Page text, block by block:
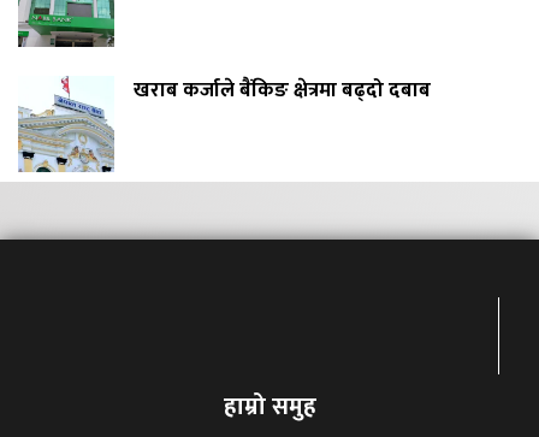
खराब कर्जाले बैंकिङ क्षेत्रमा बढ्दो दबाब
हाम्रो समुह